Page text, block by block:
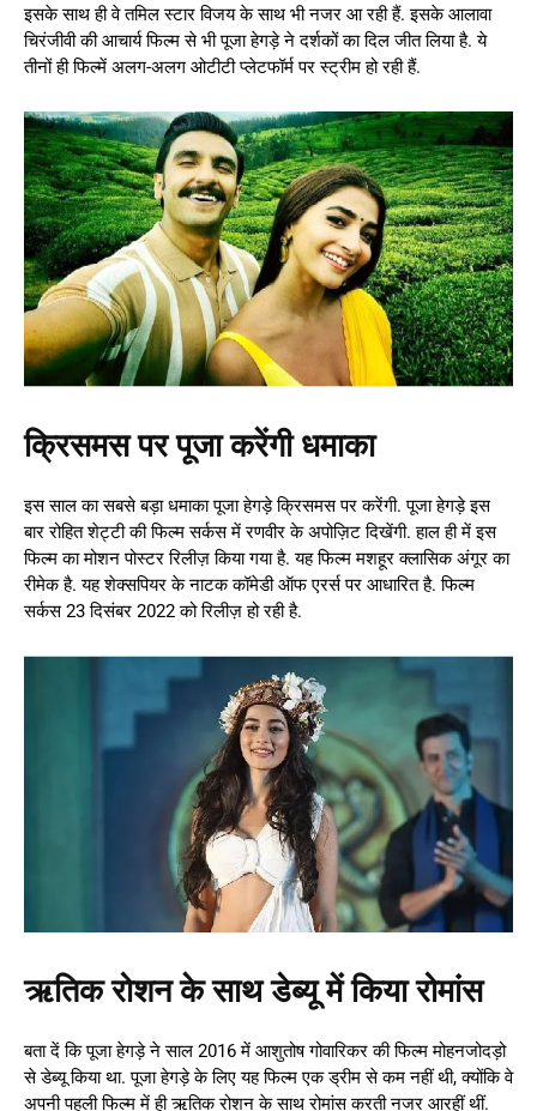
इसके साथ ही वे तमिल स्टार विजय के साथ भी नजर आ रही हैं. इसके आलावा
चिरंजीवी की आचार्य फिल्म से भी पूजा हेगड़े ने दर्शकों का दिल जीत लिया है. ये
तीनों ही फिल्में अलग-अलग ओटीटी प्लेटफॉर्म पर स्ट्रीम हो रही हैं.
क्रिसमस पर पूजा करेंगी धमाका
इस साल का सबसे बड़ा धमाका पूजा हेगड़े क्रिसमस पर करेंगी. पूजा हेगड़े इस
बार रोहित शेट्टी की फिल्म सर्कस में रणवीर के अपोज़िट दिखेंगी. हाल ही में इस
फिल्म का मोशन पोस्टर रिलीज़ किया गया है. यह फिल्म मशहूर क्लासिक अंगूर का
रीमेक है. यह शेक्सपियर के नाटक कॉमेडी ऑफ एरर्स पर आधारित है. फिल्म
सर्कस 23 दिसंबर 2022 को रिलीज़ हो रही है.
ऋतिक रोशन के साथ डेब्यू में किया रोमांस
बता दें कि पूजा हेगड़े ने साल 2016 में आशुतोष गोवारिकर की फिल्म मोहनजोदड़ो
से डेब्यू किया था. पूजा हेगड़े के लिए यह फिल्म एक ड्रीम से कम नहीं थी, क्योंकि वे
अपनी पहली फिल्म में ही ऋतिक रोशन के साथ रोमांस करती नजर आरहीं थीं.